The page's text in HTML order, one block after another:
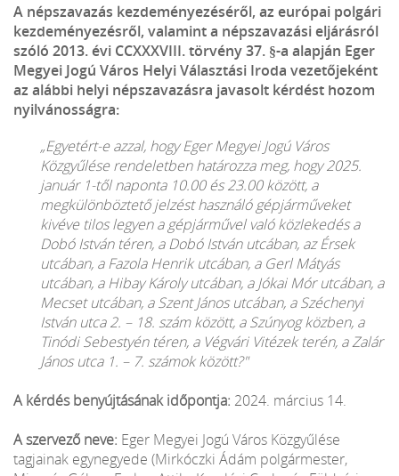
A népszavazás kezdeményezéséről, az európai polgári
kezdeményezésről, valamint a népszavazási eljárásról
szóló 2013. évi CCXXXVIII. törvény 37. §-a alapján Eger
Megyei Jogú Város Helyi Választási Iroda vezetőjeként
az alábbi helyi népszavazásra javasolt kérdést hozom
nyilvánosságra:
„Egyetért-e azzal, hogy Eger Megyei Jogú Város
Közgyűlése rendeletben határozza meg, hogy 2025.
január 1-től naponta 10.00 és 23.00 között, a
megkülönböztető jelzést használó gépjárműveket
kivéve tilos legyen a gépjárművel való közlekedés a
Dobó István téren, a Dobó István utcában, az Érsek
utcában, a Fazola Henrik utcában, a Gerl Mátyás
utcában, a Hibay Károly utcában, a Jókai Mór utcában, a
Mecset utcában, a Szent János utcában, a Széchenyi
István utca 2. – 18. szám között, a Szúnyog közben, a
Tinódi Sebestyén téren, a Végvári Vitézek terén, a Zalár
János utca 1. – 7. számok között?"
A kérdés benyújtásának időpontja: 2024. március 14.
A szervező neve: Eger Megyei Jogú Város Közgyűlése
tagjainak egynegyede (Mirkóczki Ádám polgármester,